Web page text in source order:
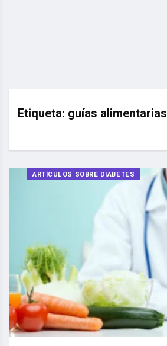
Etiqueta: guías alimentarias
ARTÍCULOS SOBRE DIABETES